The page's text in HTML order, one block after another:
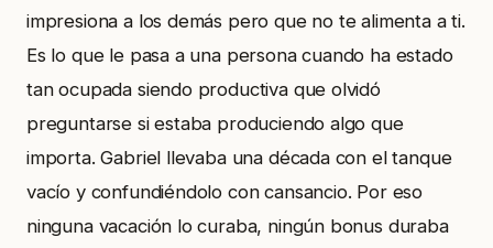
impresiona a los demás pero que no te alimenta a ti.
Es lo que le pasa a una persona cuando ha estado
tan ocupada siendo productiva que olvidó
preguntarse si estaba produciendo algo que
importa. Gabriel llevaba una década con el tanque
vacío y confundiéndolo con cansancio. Por eso
ninguna vacación lo curaba, ningún bonus duraba